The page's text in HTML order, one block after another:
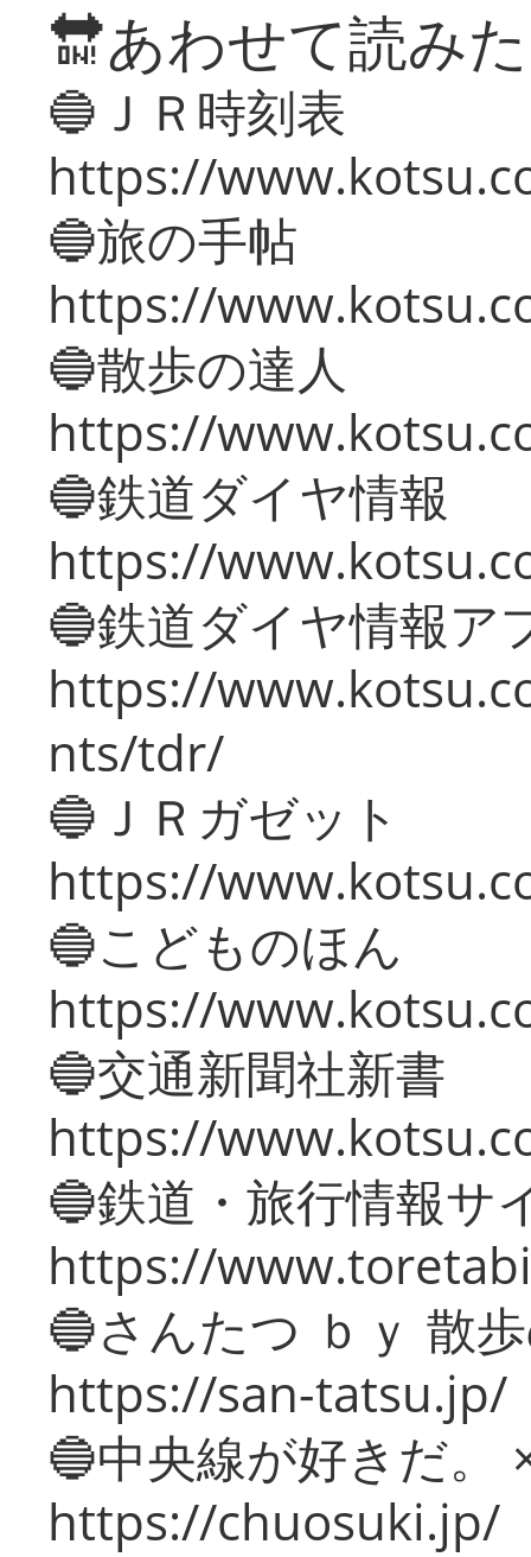
🔛あわせて読み
🔵ＪＲ時刻表
https://
🔵旅の手帖
https://
🔵散歩の達人
https://
🔵鉄道ダイヤ情報
https://
🔵鉄道ダイヤ情報ア
https://
nts/tdr/
🔵ＪＲガゼット
https://
🔵こどものほん
https://
🔵交通新聞社新書
https://
🔵鉄道・旅行情報サ
https://
🔵さんたつ ｂｙ 散
https://san-tatsu.jp/
🔵中央線が好きだ。
https://chuosuki.jp/